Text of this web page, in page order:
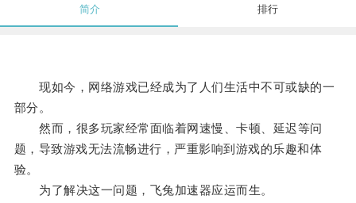
简介 排行
现如今，网络游戏已经成为了人们生活中不可或缺的一
部分。
然而，很多玩家经常面临着网速慢、卡顿、延迟等问
题，导致游戏无法流畅进行，严重影响到游戏的乐趣和体
验。
为了解决这一问题，飞兔加速器应运而生。